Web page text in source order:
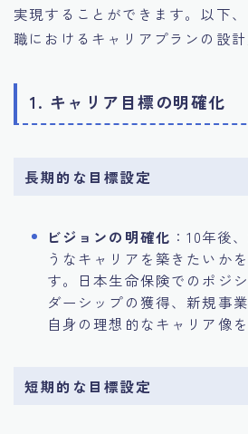
実現することができます。以下
職におけるキャリアプランの設計
1. キャリア目標の明確化
長期的な目標設定
ビジョンの明確化 ：10年後
うなキャリアを築きたいか
す。日本生命保険でのポジ
ダーシップの獲得、新規事
自身の理想的なキャリア像を
短期的な目標設定